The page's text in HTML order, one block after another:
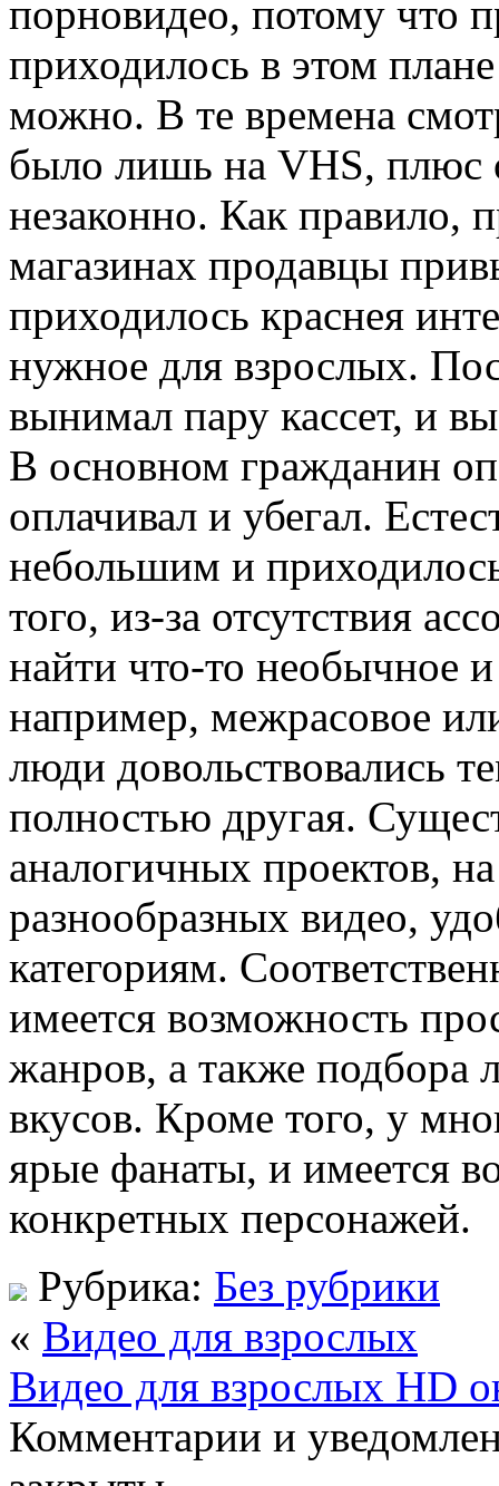
порновидео, потому что
приходилось в этом
можно. В те времена
было лишь на VHS, плюс
незаконно. Как правило,
магазинах продавцы
приходилось краснея
нужное для взрослых.
вынимал пару кассет, и
В основном гражданин
оплачивал и убегал.
небольшим и
того, из-за отсутствия
найти что-то необычное
например, межрасовое
люди довольствовались
полностью другая.
аналогичных проектов,
разнообразных видео,
категориям.
имеется возможность
жанров, а также подбора
вкусов. Кроме того, у
ярые фанаты, и имеется
конкретных персонажей.
Рубрика: Без рубрики
« Видео для взрослых
Видео для взрослых HD
Комментарии и